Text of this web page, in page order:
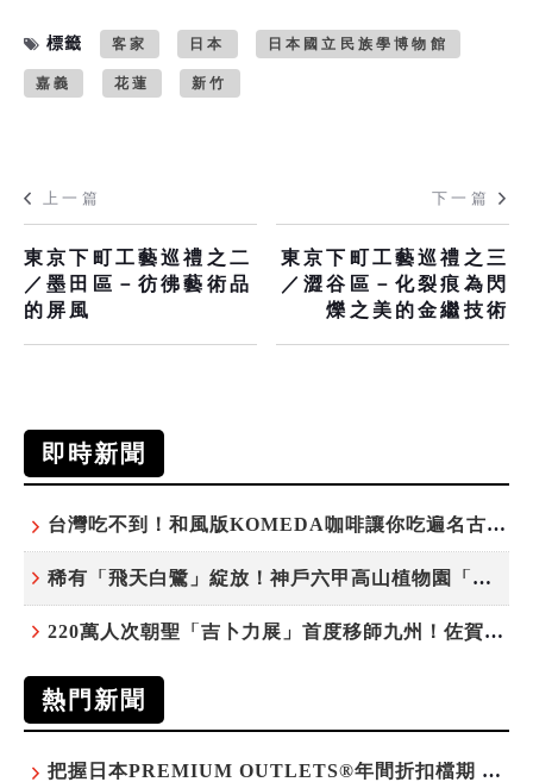
標籤 客家 日本 日本國立民族學博物館
嘉義 花蓮 新竹
上一篇
東京下町工藝巡禮之二
／墨田區－彷彿藝術品
的屏風
下一篇
東京下町工藝巡禮之三
／澀谷區－化裂痕為閃
爍之美的金繼技術
即時新聞
台灣吃不到！和風版KOMEDA咖啡讓你吃遍名古屋在地美食
稀有「飛天白鷺」綻放！神戶六甲高山植物園「鷺草」珍貴現身
220萬人次朝聖「吉卜力展」首度移師九州！佐賀站早鳥平日套票8/10搶先開賣
熱門新聞
把握日本PREMIUM OUTLETS®年間折扣檔期 越買越划算